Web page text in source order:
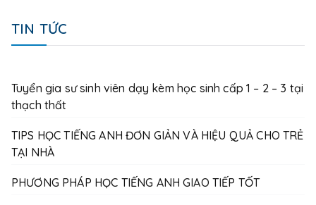
TIN TỨC
Tuyển gia sư sinh viên dạy kèm học sinh cấp 1 – 2 – 3 tại
thạch thất
TIPS HỌC TIẾNG ANH ĐƠN GIẢN VÀ HIỆU QUẢ CHO TRẺ
TẠI NHÀ
PHƯƠNG PHÁP HỌC TIẾNG ANH GIAO TIẾP TỐT